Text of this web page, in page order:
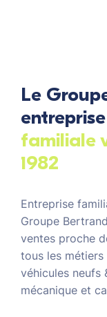
Le
entreprise
familiale
1982
Entreprise
Groupe
ventes proche
tous les métiers
véhicules neufs
mécanique et